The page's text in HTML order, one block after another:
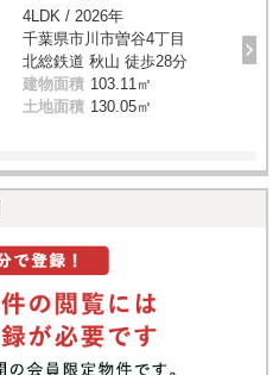
4LDK / 2026年
千葉県市川市曽谷4丁目
北総鉄道 秋山 徒歩28分
建物面積 103.11㎡
土地面積 130.05㎡